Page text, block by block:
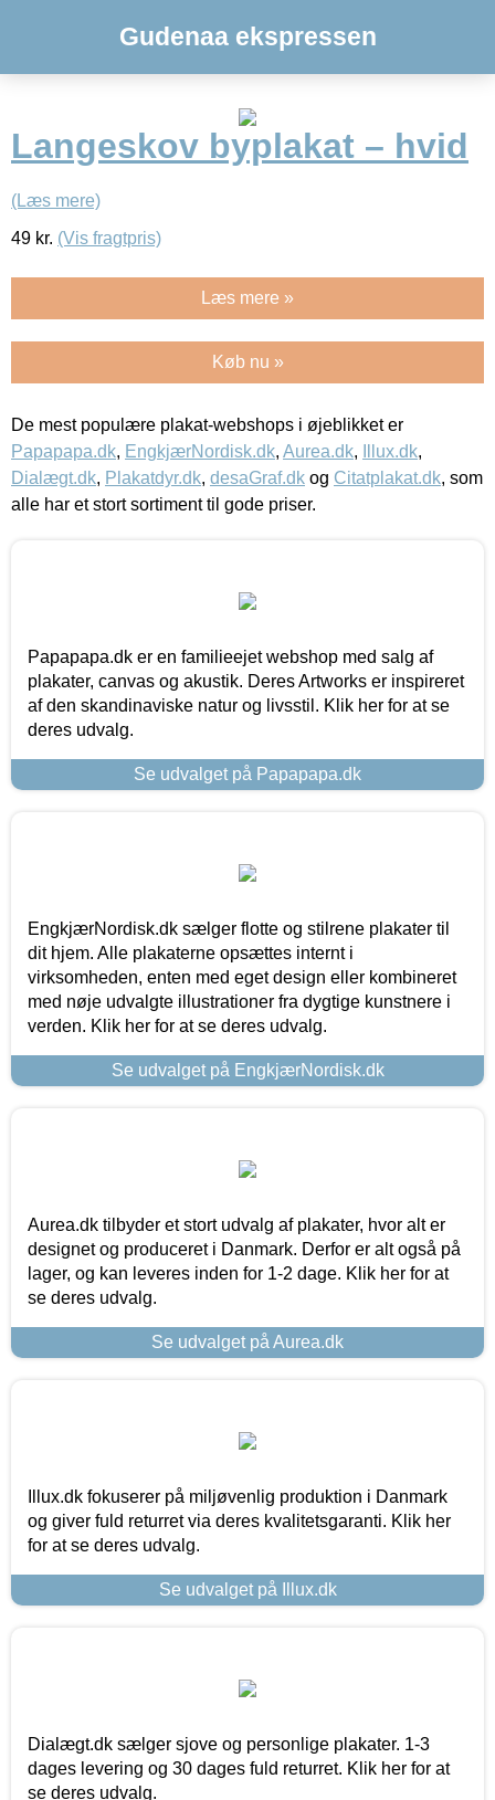
Gudenaa ekspressen
Langeskov byplakat – hvid
(Læs mere)
49 kr. (Vis fragtpris)
Læs mere »
Køb nu »
De mest populære plakat-webshops i øjeblikket er
Papapapa.dk, EngkjærNordisk.dk, Aurea.dk, Illux.dk,
Dialægt.dk, Plakatdyr.dk, desaGraf.dk og Citatplakat.dk, som
alle har et stort sortiment til gode priser.
Papapapa.dk er en familieejet webshop med salg af
plakater, canvas og akustik. Deres Artworks er inspireret
af den skandinaviske natur og livsstil. Klik her for at se
deres udvalg.
Se udvalget på Papapapa.dk
EngkjærNordisk.dk sælger flotte og stilrene plakater til
dit hjem. Alle plakaterne opsættes internt i
virksomheden, enten med eget design eller kombineret
med nøje udvalgte illustrationer fra dygtige kunstnere i
verden. Klik her for at se deres udvalg.
Se udvalget på EngkjærNordisk.dk
Aurea.dk tilbyder et stort udvalg af plakater, hvor alt er
designet og produceret i Danmark. Derfor er alt også på
lager, og kan leveres inden for 1-2 dage. Klik her for at
se deres udvalg.
Se udvalget på Aurea.dk
Illux.dk fokuserer på miljøvenlig produktion i Danmark
og giver fuld returret via deres kvalitetsgaranti. Klik her
for at se deres udvalg.
Se udvalget på Illux.dk
Dialægt.dk sælger sjove og personlige plakater. 1-3
dages levering og 30 dages fuld returret. Klik her for at
se deres udvalg.